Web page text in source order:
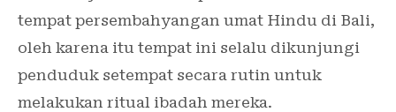
tempat persembahyangan umat Hindu di Bali,
oleh karena itu tempat ini selalu dikunjungi
penduduk setempat secara rutin untuk
melakukan ritual ibadah mereka.